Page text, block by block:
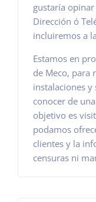
gustaría
Dirección ó
incluiremos a
Estamos en
de Meco, para
instalaciones y
conocer de
objetivo es
podamos
clientes y la
censuras ni